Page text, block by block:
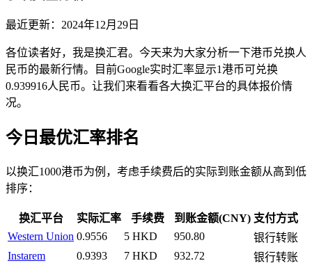
最近更新： 2024年12月29日
各位读者好，我是换汇君。今天来为大家分析一下港币兑换人
民币的最新行情。目前Google实时汇率显示1港币可兑换
0.939916人民币。让我们来看看各大换汇平台的具体报价情
况。
今日最优汇率排名
以换汇1000港币为例，考虑手续费后的实际到账金额从高到低
排序：
换汇平台 实际汇率 手续费 到账金额(CNY) 支付方式
Western Union 0.9556 5 HKD 950.80
银行转账
Instarem
0.9393 7 HKD 932.72
银行转账